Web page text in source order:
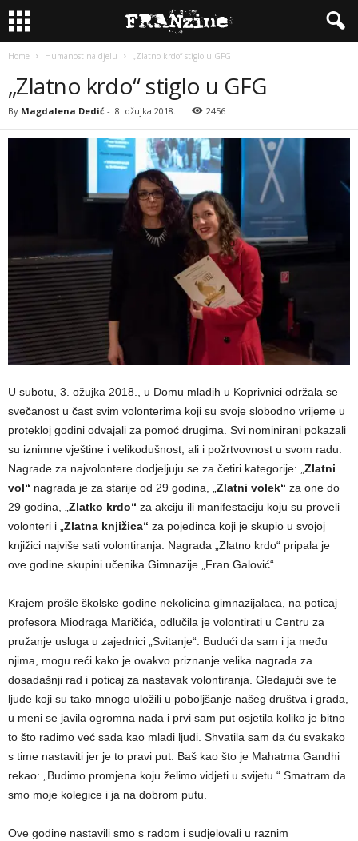
Home Humanost na djelu „Zlatno krdo“ stiglo u GFG
„Zlatno krdo“ stiglo u GFG
By Magdalena Dedić - 8. ožujka 2018. 2456
U subotu, 3. ožujka 2018., u Domu mladih u Koprivnici održala se
svečanost u čast svim volonterima koji su svoje slobodno vrijeme u
protekloj godini odvajali za pomoć drugima. Svi nominirani pokazali
su iznimne vještine i velikodušnost, ali i požrtvovnost u svom radu.
Nagrade za najvolontere dodjeljuju se za četiri kategorije: „Zlatni
vol“ nagrada je za starije od 29 godina, „Zlatni volek“ za one do
29 godina, „Zlatko krdo“ za akciju ili manifestaciju koju su proveli
volonteri i „Zlatna knjižica“ za pojedinca koji je skupio u svojoj
knjižici najviše sati volontiranja. Nagrada „Zlatno krdo“ pripala je
ove godine skupini učenika Gimnazije „Fran Galović“.
Krajem prošle školske godine nekolicina gimnazijalaca, na poticaj
profesora Miodraga Maričića, odlučila je volontirati u Centru za
pružanje usluga u zajednici „Svitanje“. Budući da sam i ja među
njima, mogu reći kako je ovakvo priznanje velika nagrada za
dosadašnji rad i poticaj za nastavak volontiranja. Gledajući sve te
ljude koji su tako mnogo uložili u poboljšanje našeg društva i grada,
u meni se javila ogromna nada i prvi sam put osjetila koliko je bitno
to što radimo već sada kao mladi ljudi. Shvatila sam da ću svakako
s time nastaviti jer je to pravi put. Baš kao što je Mahatma Gandhi
rekao: „Budimo promjena koju želimo vidjeti u svijetu.“ Smatram da
smo moje kolegice i ja na dobrom putu.
Ove godine nastavili smo s radom i sudjelovali u raznim